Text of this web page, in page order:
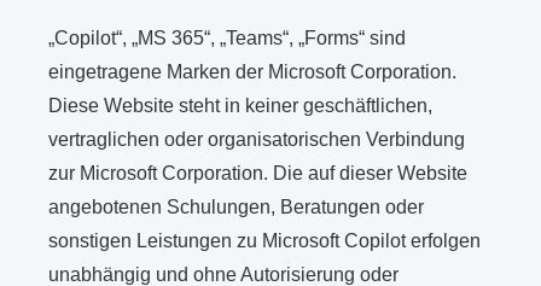
„Copilot“, „MS 365“, „Teams“, „Forms“ sind
eingetragene Marken der Microsoft Corporation.
Diese Website steht in keiner geschäftlichen,
vertraglichen oder organisatorischen Verbindung
zur Microsoft Corporation. Die auf dieser Website
angebotenen Schulungen, Beratungen oder
sonstigen Leistungen zu Microsoft Copilot erfolgen
unabhängig und ohne Autorisierung oder